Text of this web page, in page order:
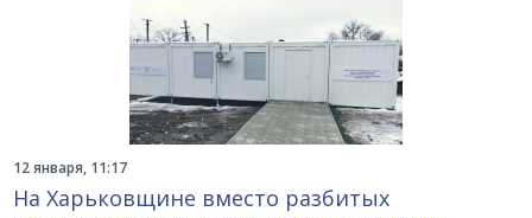
12 января, 11:17
На Харьковщине вместо разбитых